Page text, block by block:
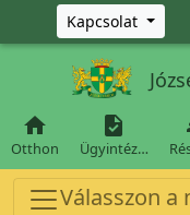
Ugrás a fő tartalomra
Kapcsolat

Otthon

Ügyintéz…
Válasszon